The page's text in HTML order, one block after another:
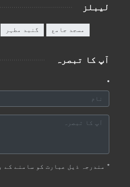
لیبلز
مسجد جامع گنبد مطہر
آپ کا تبصرہ
* مندرجہ ذیل عبارت کو سامنے کے